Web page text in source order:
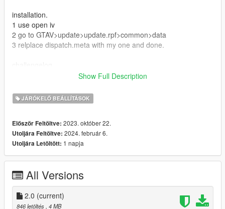
installation.
1 use open iv
2 go to GTAV>update>update.rpf>common>data
3 relplace dispatch.meta with my one and done.
one and the suv.
Show Full Description
JÁRÓKELŐ BEÁLLÍTÁSOK
Először Feltöltve: 2023. október 22.
Utoljára Feltöltve: 2024. február 6.
Utoljára Letöltött: 1 napja
All Versions
2.0 (current)
846 letöltés , 4 MB